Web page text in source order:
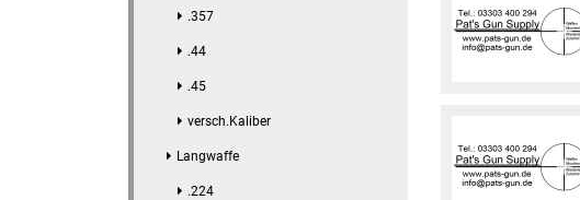
.357
.44
.45
versch.Kaliber
Langwaffe
.224